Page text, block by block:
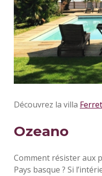
Découvrez la villa
Ozeano
Comment résister aux
Pays basque ? Si